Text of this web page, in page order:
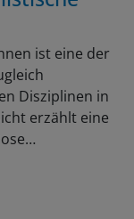
ist eine der
Disziplinen in
erzählt eine